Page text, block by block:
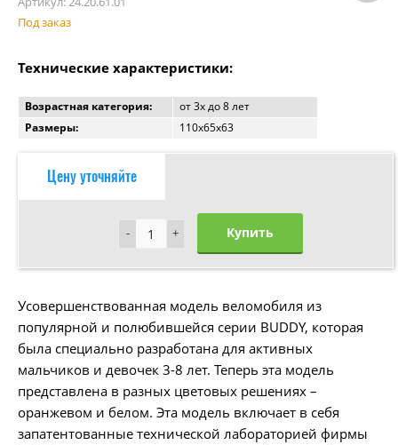
Под заказ
Технические характеристики:
Возрастная категория:
от 3x до 8 лет
Размеры:
110х65х63
Цену уточняйте
+
- +
- Купить
Усовершенствованная модель веломобиля из
популярной и полюбившейся серии BUDDY, которая
была специально разработана для активных
мальчиков и девочек 3-8 лет. Теперь эта модель
представлена в разных цветовых решениях –
оранжевом и белом. Эта модель включает в себя
запатентованные технической лабораторией фирмы